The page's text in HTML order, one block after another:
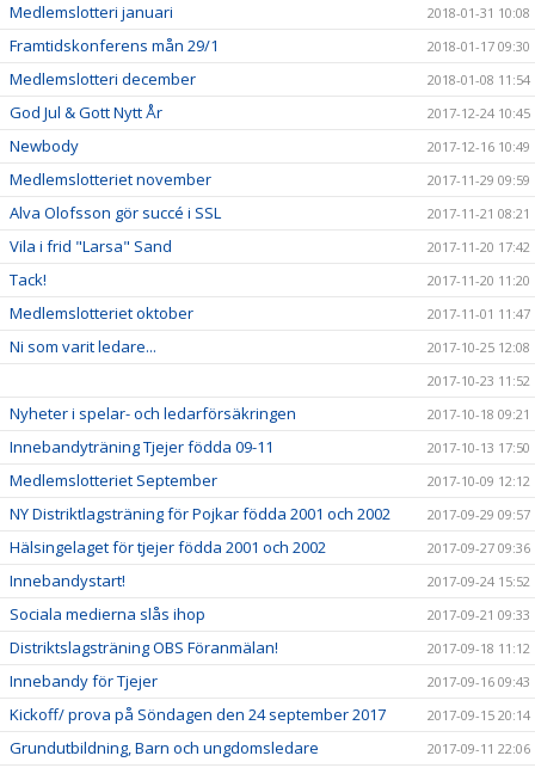
Medlemslotteri januari 2018-01-31 10:08
Framtidskonferens mån 29/1 2018-01-17 09:30
Medlemslotteri december 2018-01-08 11:54
God Jul & Gott Nytt År 2017-12-24 10:45
Newbody 2017-12-16 10:49
Medlemslotteriet november 2017-11-29 09:59
Alva Olofsson gör succé i SSL 2017-11-21 08:21
Vila i frid "Larsa" Sand 2017-11-20 17:42
Tack! 2017-11-20 11:20
Medlemslotteriet oktober 2017-11-01 11:47
Ni som varit ledare...
2017-10-25 12:08
2017-10-23 11:52
Nyheter i spelar- och ledarförsäkringen 2017-10-18 09:21
Innebandyträning Tjejer födda 09-11 2017-10-13 17:50
Medlemslotteriet September 2017-10-09 12:12
NY Distriktlagsträning för Pojkar födda 2001 och 2002 2017-09-29 09:57
Hälsingelaget för tjejer födda 2001 och 2002 2017-09-27 09:36
Innebandystart! 2017-09-24 15:52
Sociala medierna slås ihop 2017-09-21 09:33
Distriktslagsträning OBS Föranmälan! 2017-09-18 11:12
Innebandy för Tjejer 2017-09-16 09:43
Kickoff/ prova på Söndagen den 24 september 2017 2017-09-15 20:14
Grundutbildning, Barn och ungdomsledare 2017-09-11 22:06